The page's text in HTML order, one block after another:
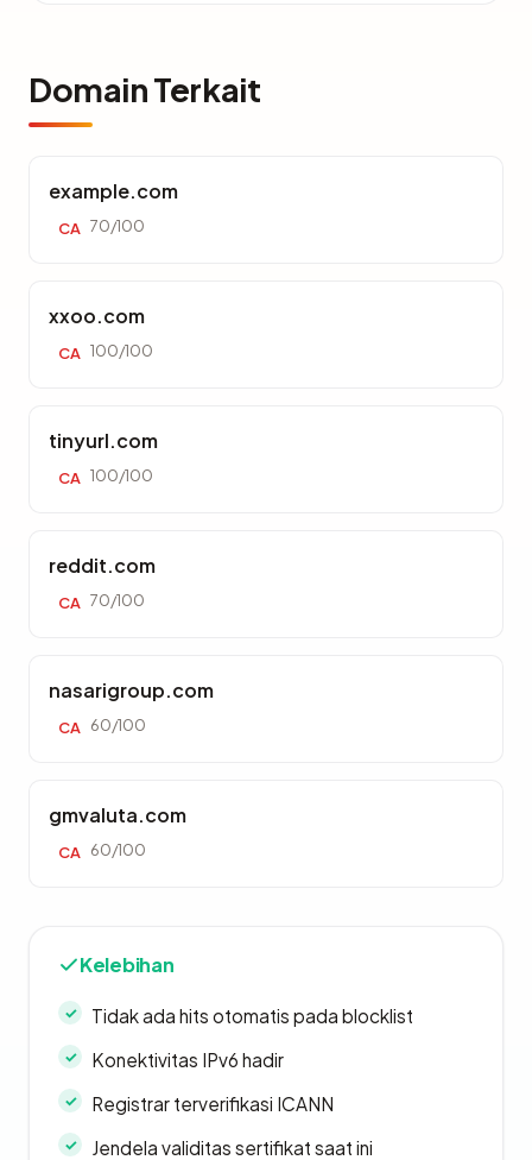
Domain Terkait
example.com
CA 70/100
xxoo.com
CA 100/100
tinyurl.com
CA 100/100
reddit.com
CA 70/100
nasarigroup.com
CA 60/100
gmvaluta.com
CA 60/100
Kelebihan
Tidak ada hits otomatis pada blocklist
Konektivitas IPv6 hadir
Registrar terverifikasi ICANN
Jendela validitas sertifikat saat ini